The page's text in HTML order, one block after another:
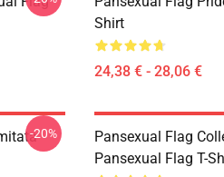
Shirt
24,38 € - 28,06 €
-20%
Pansexual Flag
Pansexual Flag T-